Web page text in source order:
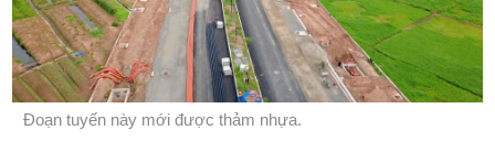
Đoạn tuyến này mới được thảm nhựa.